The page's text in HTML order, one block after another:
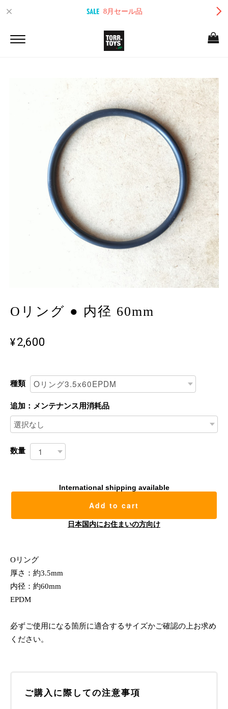
8月セール品
Oリング ● 内径 60mm
¥2,600
種類
追加：メンテナンス用消耗品
数量
International shipping available
Add to cart
日本国内にお住まいの方向け
Oリング
厚さ：約3.5mm
内径：約60mm
EPDM
必ずご使用になる箇所に適合するサイズかご確認の上お求め
ください。
ご購入に際しての注意事項